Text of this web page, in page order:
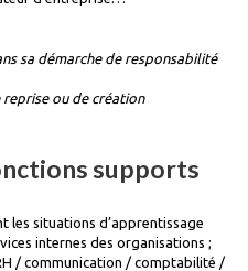
sa démarche de responsabilité
ou de création
supports
les situations d’apprentissage
internes des organisations ;
/ communication / comptabilité /